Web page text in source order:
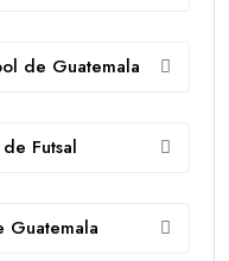
de Guatemala
Futsal
Guatemala